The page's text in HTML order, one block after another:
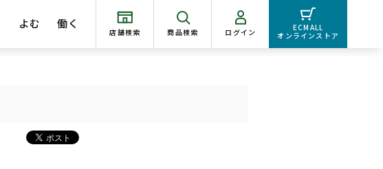
よむ 働く
店舗検索 商品検索 ログイン
ECMALL
オンラインストア